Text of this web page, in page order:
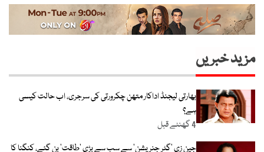
مزید خبریں
بھارتی لیجنڈ اداکار متھن چکرورتی کی سرجری، اب حالت کیسی
ہے؟
4 گھنٹے قبل
جین زی ’گٹر جنریشن‘ سے سب سے بڑی ’طاقت‘ بن گئے، کنگنا کا